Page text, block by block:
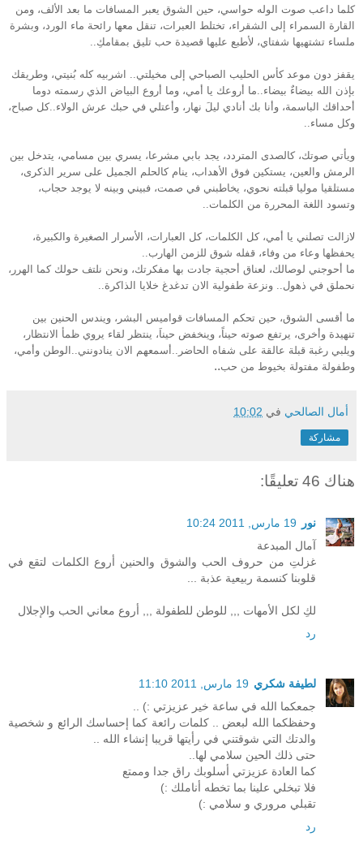
كلما داعب صوت الوله حواسي، حين الشوق يعبر المسافات ما بعد الألف، ومن
القارة السمراء إلى الشقراء، تختلط العبرات، تنقل معها رائحة ماء الورد، وبشرة
ملساء تشتهيها شفتاي، لأطبع عليها قصيدة حب تليق بمقامكِ..
يقفز دون موعد كأس الحليب الصباحي إلى مخيلتي.. اشربيه كله بُنيتي، وطريقك
بإذن الله بيضاءٌ بيضاء..ما أروعك يا أمي، وما أروع البياض الذي رسمته دوما
أحداقك الباسمة، وأنا بك أنادي ليلَ نهار، وأعتلي في حبك عرش الولاء..كل صباح،
وكل مساء..
ويأتي صوتك، كالصدى المتردد، يجد بابي مشرعا، يسري بين مسامي، يتدخل بين
الرمش والعين، يستكين فوق الأهداب، ينام كالحلم الجميل على سرير الذكرى،
مستلقيا موليا قبلته نحوي، يخاطبني في صمت، فبيني وبينه لا يوجد حجاب،
وتسود اللغة المحررة من الكلمات..
لازالت تصلني يا أمي، كل الكلمات، كل العبارات، الأسرار الصغيرة والكبيرة،
يحفظها وعاء من وفاء، قفله شوق للزمن الهارب..
ما أحوجني لوصالك، لعناق أحجية جادت بها مفكرتك، ونحن نلتف حولك كما الهرر،
نحملق في ذهول.. ونزعة طفولية الان تدغدغ خلايا الذاكرة..
ما أقسى الشوق، حين تحكم المسافات قواميس البشر، ويندس الحنين بين
تنهيدة وأخرى، يرتفع صوته حيناً، وينخفض حيناَ، ينتظر لقاء يروي ظمأ الانتظار،
ويلبي رغبة قبلة عالقة على شفاه الحاضر..أسمعهم الان ينادونني..الوطن وأمي،
وطفولة مفتولة بخيوط من حب..
أمال الصالحي في 10:02
مشاركة
هناك 46 تعليقًا:
نور
19 مارس, 2011 10:24
آمال المبدعة
غزلتِ من حروف الحب والشوق والحنين أروع الكلمات لتقع في
قلوبنا كنسمة ربيعية عذبة ...
لكِ لكل الأمهات ,,, للوطن للطفولة ,,, أروع معاني الحب والإجلال
رد
لطيفة شكري 19 مارس, 2011 11:10
جمعكما الله في ساعة خير عزيزتي :) ..
وحفظكما الله لبعض .. كلمات رائعة كما إحساسك الرائع و شخصية
والدتك التي شوقتني في رأيتها قريبا إنشاء الله ..
حتى ذلك الحين سلامي لها..
كما العادة عزيزتي أسلوبك راق جدا وممتع
فلا تبخلي علينا بما تخطه أناملك :)
تقبلي مروري و سلامي :)
رد